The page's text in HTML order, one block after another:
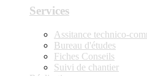
Services
Assitance technico-
Bureau d'études
Fiches Conseils
Suivi de chantier